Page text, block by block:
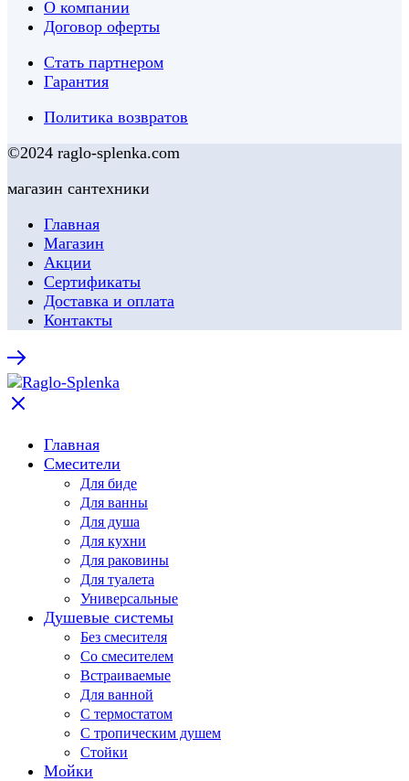
О компании
Договор оферты
Стать партнером
Гарантия
Политика возвратов
©2024 raglo-splenka.com
магазин сантехники
Главная
Магазин
Акции
Сертификаты
Доставка и оплата
Контакты
Главная
Смесители
Для биде
Для ванны
Для душа
Для кухни
Для раковины
Для туалета
Универсальные
Душевые системы
Без смесителя
Со смесителем
Встраиваемые
Для ванной
С термостатом
С тропическим душем
Стойки
Мойки